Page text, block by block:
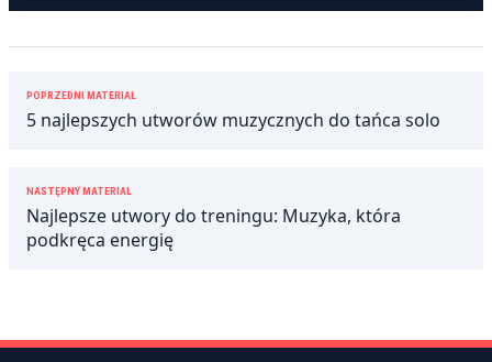
Nawigacja
wpisu
POPRZEDNI MATERIAŁ
5 najlepszych utworów muzycznych do tańca solo
NASTĘPNY MATERIAŁ
Najlepsze utwory do treningu: Muzyka, która
podkręca energię